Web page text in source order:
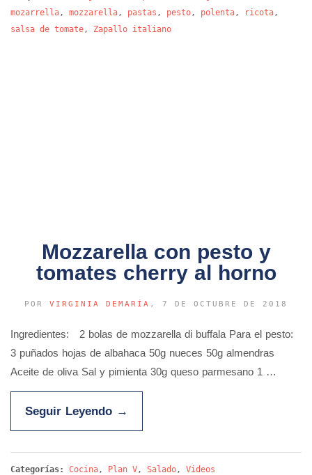
mozarrella, mozzarella, pastas , pesto, polenta, ricota,
salsa de tomate, Zapallo italiano
Mozzarella con pesto y
tomates cherry al horno
POR VIRGINIA DEMARÍA , 7 DE OCTUBRE DE 2018
Ingredientes: 2 bolas de mozzarella di buffala Para el pesto:
3 puñados hojas de albahaca 50g nueces 50g almendras
Aceite de oliva Sal y pimienta 30g queso parmesano 1 …
Seguir Leyendo →
Categorías: Cocina , Plan V , Salado , Videos